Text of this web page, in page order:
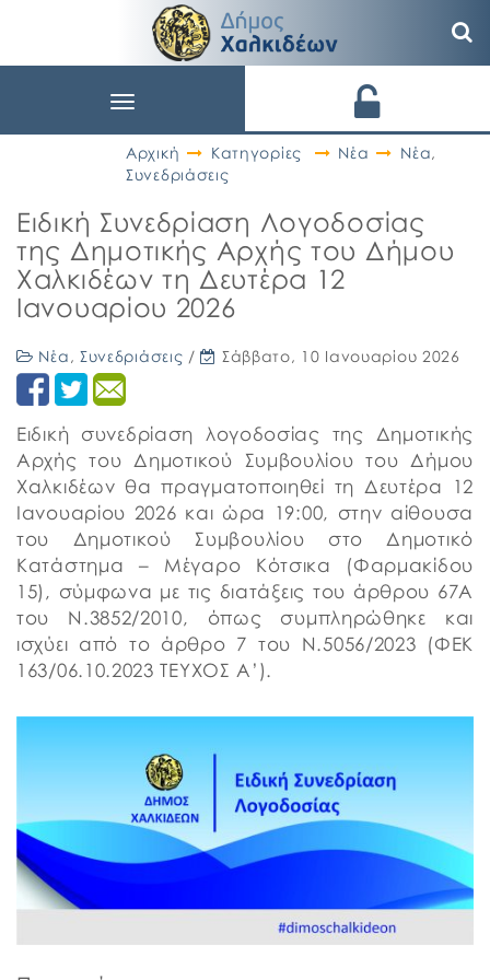
Toggle
Αρχική
Κατηγορίες Νέα Νέα,
Συνεδριάσεις
Ειδική Συνεδρίαση Λογοδοσίας
της Δημοτικής Αρχής του Δήμου
Χαλκιδέων τη Δευτέρα 12
Ιανουαρίου 2026
Νέα , Συνεδριάσεις / Σάββατο, 10 Ιανουαρίου 2026
Ειδική συνεδρίαση λογοδοσίας της Δημοτικής
Αρχής του Δημοτικού Συμβουλίου του Δήμου
Χαλκιδέων θα πραγματοποιηθεί τη Δευτέρα 12
Ιανουαρίου 2026 και ώρα 19:00, στην αίθουσα
του Δημοτικού Συμβουλίου στο Δημοτικό
Κατάστημα – Μέγαρο Κότσικα (Φαρμακίδου
15), σύμφωνα με τις διατάξεις του άρθρου 67Α
του Ν.3852/2010, όπως συμπληρώθηκε και
ισχύει από το άρθρο 7 του Ν.5056/2023 (ΦΕΚ
163/06.10.2023 ΤΕΥΧΟΣ Α’).